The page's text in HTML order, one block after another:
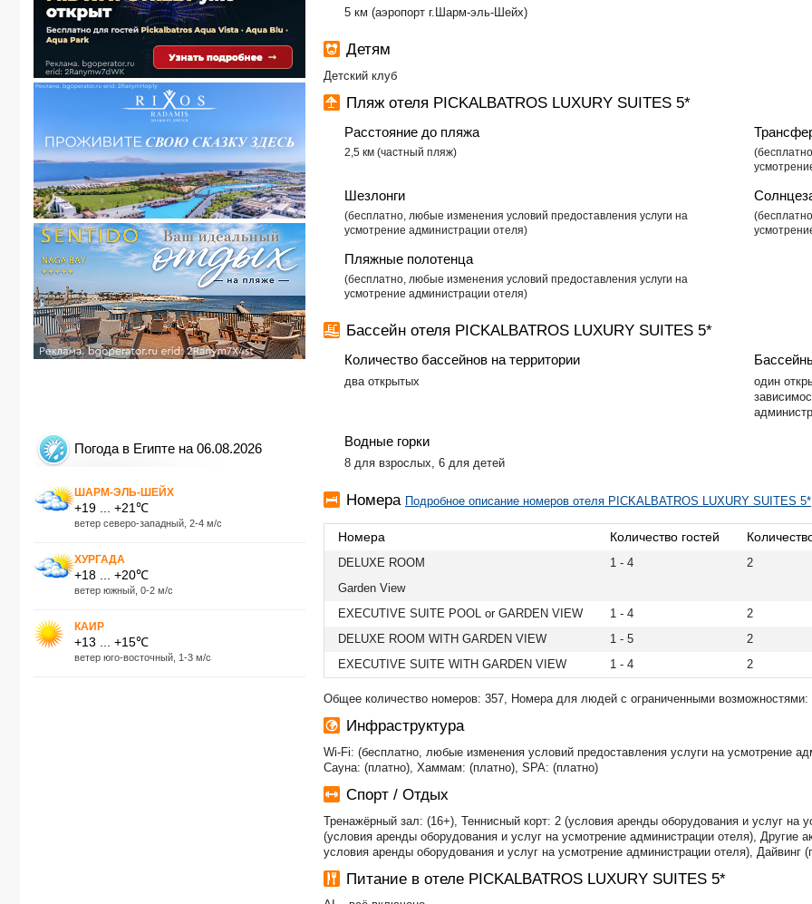
Погода в Египте на 06.08.2026
ШАРМ-ЭЛЬ-ШЕЙХ
+19 ... +21℃
ветер северо-западный, 2-4 м/с
ХУРГАДА
+18 ... +20℃
ветер южный, 0-2 м/с
КАИР
+13 ... +15℃
ветер юго-восточный, 1-3 м/с
​5 км (аэропорт г.Шарм-эль-Шейх)
Детям
Детский клуб
Пляж отеля PICKALBATROS LUXURY SUITES 5*
Расстояние до пляжа
2,5 км (частный пляж)
Шезлонги
​(бесплатно, любые изменения условий предоставления услуги на
усмотрение администрации отеля)
Пляжные полотенца
​(бесплатно, любые изменения условий предоставления услуги на
усмотрение администрации отеля)
Бассейн отеля PICKALBATROS LUXURY SUITES 5*
Количество бассейнов на территории
два открытых
один
Водные горки
​8 для взрослых, 6 для детей
Номера Подробное описание номеров отеля PICKALBATROS LUXURY SUITES 5*
Номера Количество гостей
DELUXE ROOM 1 - 4
2
Garden View
EXECUTIVE SUITE POOL or GARDEN VIEW
1 - 4
2
DELUXE ROOM WITH GARDEN VIEW
1 - 5
2
EXECUTIVE SUITE WITH GARDEN VIEW
1 - 4 2
Общее количество номеров: 357, Номера для людей с ограниченными возможностями:
Инфраструктура
Wi-Fi: (бесплатно, любые изменения условий предоставления услуги на усмотрение
Сауна: (платно), Хаммам: (платно), SPA: (платно)
Спорт / Отдых
Тренажёрный зал: ​(16+), Теннисный корт: 2 (условия аренды оборудования и услуг на
(условия аренды оборудования и услуг на усмотрение администрации отеля),
условия аренды оборудования и услуг на усмотрение администрации отеля), Дайвинг
Питание в отеле PICKALBATROS LUXURY SUITES 5*